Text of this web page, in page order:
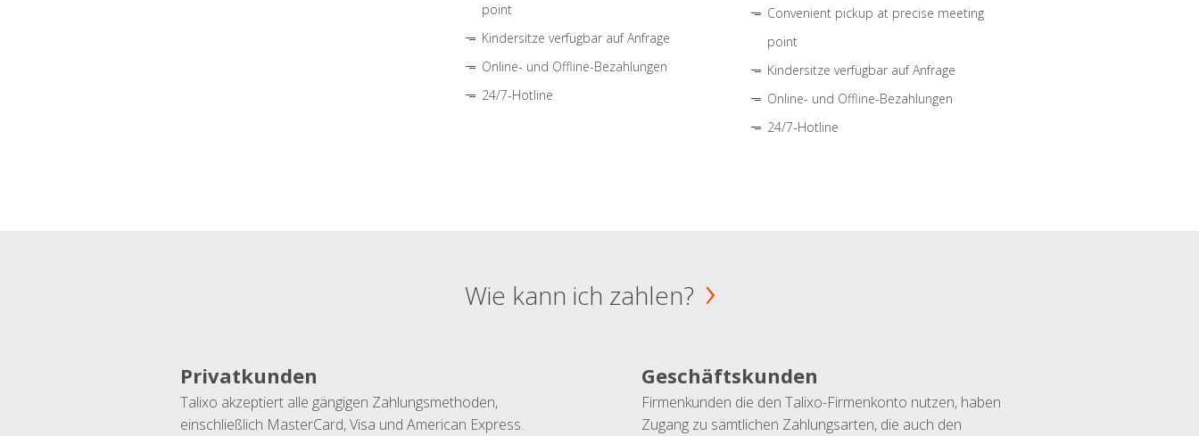
point
Kindersitze verfügbar auf Anfrage
Online- und Offline-Bezahlungen
24/7-Hotline
Convenient pickup at precise meeting
point
Kindersitze verfügbar auf Anfrage
Online- und Offline-Bezahlungen
24/7-Hotline
Wie kann ich zahlen?
Privatkunden
Talixo akzeptiert alle gängigen Zahlungsmethoden,
einschließlich MasterCard, Visa und American Express.
Geschäftskunden
Firmenkunden die den Talixo-Firmenkonto nutzen, haben
Zugang zu sämtlichen Zahlungsarten, die auch den